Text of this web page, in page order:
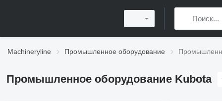
Machineryline Промышленное оборудование
Промышленное оборудование Kubota